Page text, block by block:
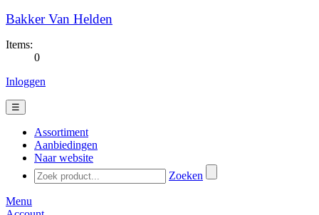
Bakker Van Helden
Items:
0
Inloggen
☰
Assortiment
Aanbiedingen
Naar website
Zoeken
Menu